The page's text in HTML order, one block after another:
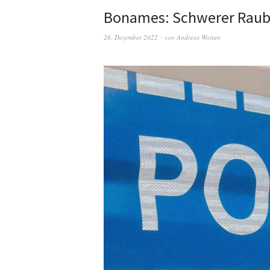
Bonames: Schwerer Raub
26. Dezember 2022 von Andreas Woitun